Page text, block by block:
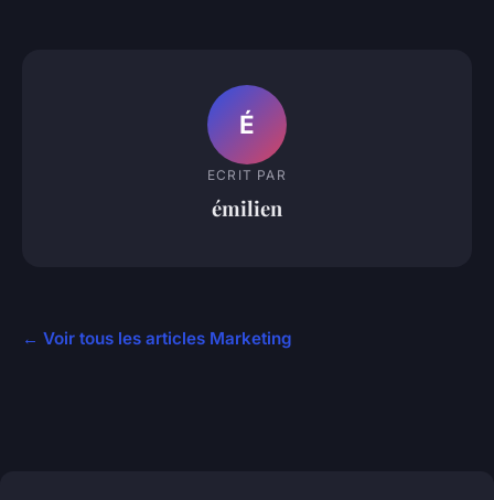
É
ECRIT PAR
émilien
← Voir tous les articles Marketing